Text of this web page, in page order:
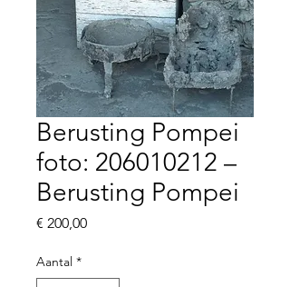
Berusting Pompei
foto: 206010212 –
Berusting Pompei
€ 200,00Prijs
Aantal *